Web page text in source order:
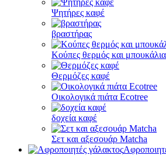
Ψητήρες καφέ
βραστήρας
Κούπες θερμός και
Θερμόζες καφέ
Οικολογικά πιάτα Ecotree
δοχεία καφέ
Σετ και αξεσουάρ Matcha